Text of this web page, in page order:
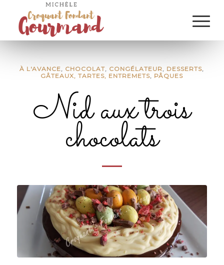
À L'AVANCE, CHOCOLAT, CONGÉLATEUR, DESSERTS,
GÂTEAUX, TARTES, ENTREMETS, PÂQUES
Nid aux trois
chocolats